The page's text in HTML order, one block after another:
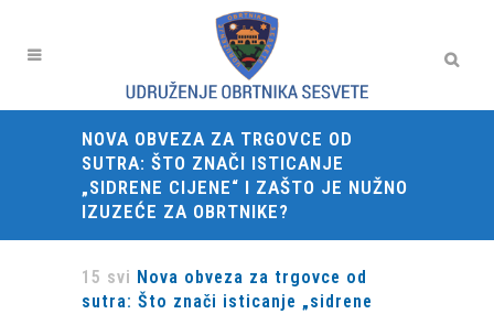
NOVA OBVEZA ZA TRGOVCE OD
SUTRA: ŠTO ZNAČI ISTICANJE
„SIDRENE CIJENE“ I ZAŠTO JE NUŽNO
IZUZEĆE ZA OBRTNIKE?
15 svi Nova obveza za trgovce od
sutra: Što znači isticanje „sidrene